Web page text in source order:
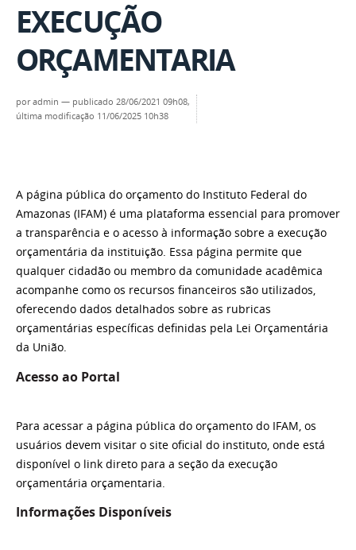
EXECUÇÃO
ORÇAMENTARIA
poradmin — publicado 28/06/2021 09h08,
última modificação 11/06/2025 10h38
A página pública do orçamento do Instituto Federal do
Amazonas (IFAM) é uma plataforma essencial para promover
a transparência e o acesso à informação sobre a execução
orçamentária da instituição. Essa página permite que
qualquer cidadão ou membro da comunidade acadêmica
acompanhe como os recursos financeiros são utilizados,
oferecendo dados detalhados sobre as rubricas
orçamentárias específicas definidas pela Lei Orçamentária
da União.
Acesso ao Portal
Para acessar a página pública do orçamento do IFAM, os
usuários devem visitar o site oficial do instituto, onde está
disponível o link direto para a seção da execução
orçamentária orçamentaria.
Informações Disponíveis